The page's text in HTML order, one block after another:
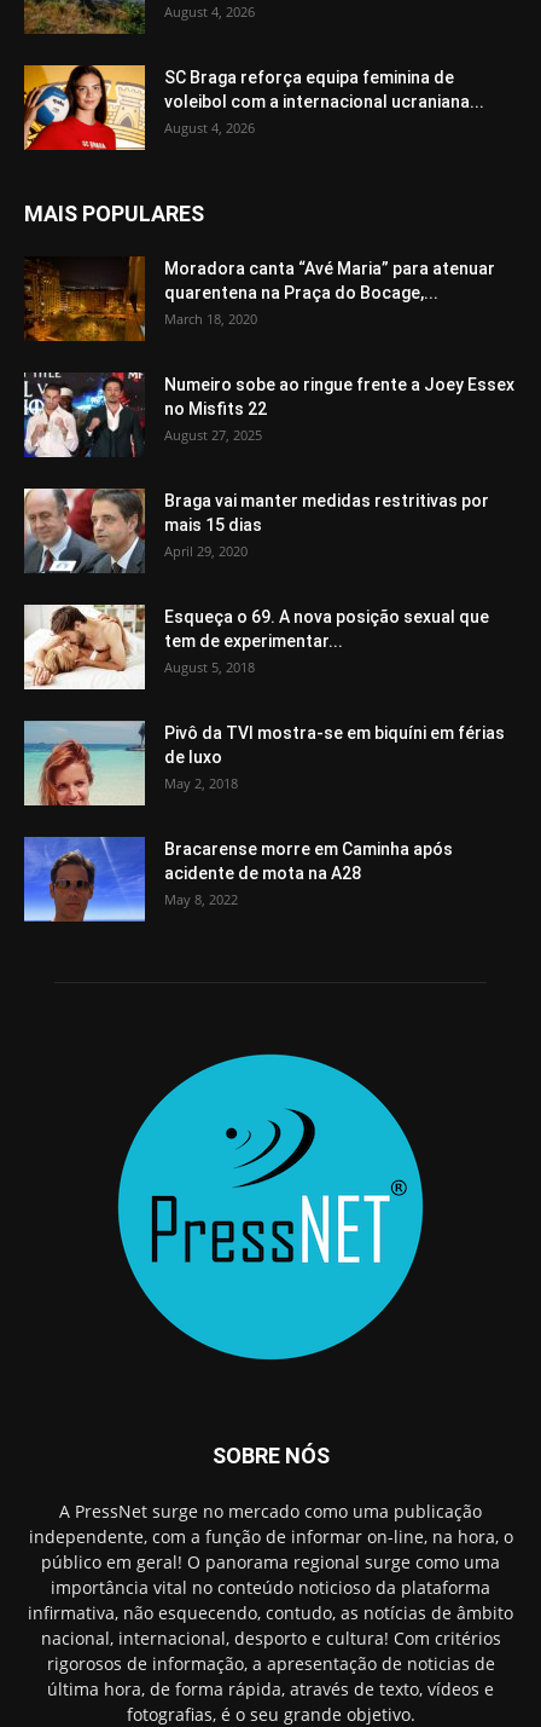
August 4, 2026
SC Braga reforça equipa feminina de
voleibol com a internacional ucraniana...
August 4, 2026
MAIS POPULARES
Moradora canta “Avé Maria” para atenuar
quarentena na Praça do Bocage,...
March 18, 2020
Numeiro sobe ao ringue frente a Joey Essex
no Misfits 22
August 27, 2025
Braga vai manter medidas restritivas por
mais 15 dias
April 29, 2020
Esqueça o 69. A nova posição sexual que
tem de experimentar...
August 5, 2018
Pivô da TVI mostra-se em biquíni em férias
de luxo
May 2, 2018
Bracarense morre em Caminha após
acidente de mota na A28
May 8, 2022
SOBRE NÓS
A PressNet surge no mercado como uma publicação
independente, com a função de informar on-line, na hora, o
público em geral! O panorama regional surge como uma
importância vital no conteúdo noticioso da plataforma
infirmativa, não esquecendo, contudo, as notícias de âmbito
nacional, internacional, desporto e cultura! Com critérios
rigorosos de informação, a apresentação de noticias de
última hora, de forma rápida, através de texto, vídeos e
fotografias, é o seu grande objetivo.